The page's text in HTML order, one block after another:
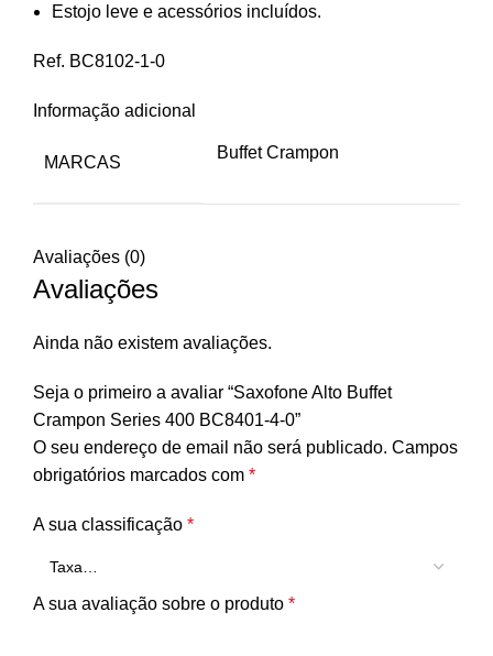
Estojo leve e acessórios incluídos.
Ref. BC8102-1-0
Informação adicional
MARCAS
Buffet Crampon
Avaliações (0)
Avaliações
Ainda não existem avaliações.
Seja o primeiro a avaliar “Saxofone Alto Buffet
Crampon Series 400 BC8401-4-0”
O seu endereço de email não será publicado. Campos
obrigatórios marcados com *
A sua classificação *
A sua avaliação sobre o produto *